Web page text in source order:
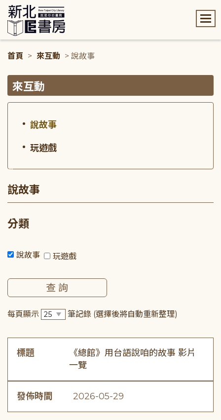
首頁 > 來互動 > 說故事
來互動
說故事
玩遊戲
:::
說故事
分類
說故事 玩遊戲
每頁顯示 筆記錄 (選擇後將自動重新整理)
標題
《總館》用台語說咱的故事 影片
一覽
發佈時間 2026-05-29